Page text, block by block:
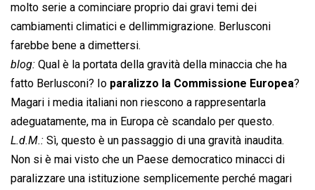
molto serie a cominciare proprio dai gravi temi dei
cambiamenti climatici e dellimmigrazione. Berlusconi
farebbe bene a dimettersi.
blog: Qual è la portata della gravità della minaccia che ha
fatto Berlusconi? Io paralizzo la Commissione Europea?
Magari i media italiani non riescono a rappresentarla
adeguatamente, ma in Europa cè scandalo per questo.
L.d.M.: Sì, questo è un passaggio di una gravità inaudita.
Non si è mai visto che un Paese democratico minacci di
paralizzare una istituzione semplicemente perché magari